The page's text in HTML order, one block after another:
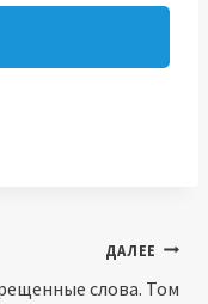
ДАЛЕЕ
слова. Том